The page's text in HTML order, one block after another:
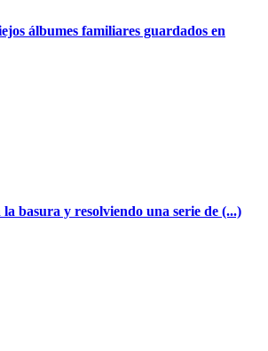
álbumes familiares guardados en
basura y resolviendo una serie de (...)